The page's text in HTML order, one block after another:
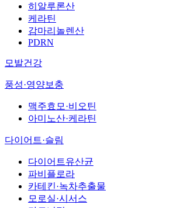
히알루론산
케라틴
감마리놀렌산
PDRN
모발건강
풍성·영양보충
맥주효모·비오틴
아미노산·케라틴
다이어트·슬림
다이어트유산균
파비플로라
카테킨·녹차추출물
모로실·시서스